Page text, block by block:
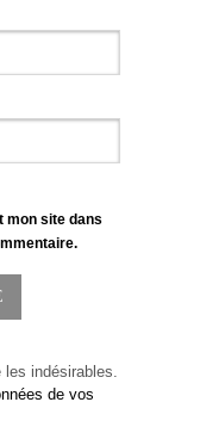
mon site dans
les indésirables.
de vos